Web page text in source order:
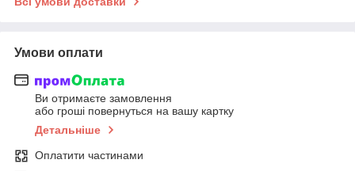
Умови оплати
Ви отримаєте замовлення
або гроші повернуться на вашу картку
Детальніше
Оплатити частинами